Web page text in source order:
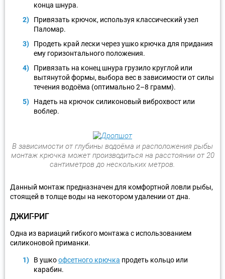
конца шнура.
Привязать крючок, используя классический узел
Паломар.
Продеть край лески через ушко крючка для придания
ему горизонтального положения.
Привязать на конец шнура грузило круглой или
вытянутой формы, выбора вес в зависимости от силы
течения водоёма (оптимально 2–8 грамм).
Надеть на крючок силиконовый виброхвост или
воблер.
В зависимости от глубины водоёма и расположения рыбы
монтаж крючка может производиться на расстоянии от 20
сантиметров до нескольких метров.
Данный монтаж предназначен для комфортной ловли рыбы,
стоящей в толще воды на некотором удалении от дна.
ДЖИГ-РИГ
Одна из вариаций гибкого монтажа с использованием
силиконовой приманки.
В ушкоофсетного крючка продеть кольцо или
карабин.